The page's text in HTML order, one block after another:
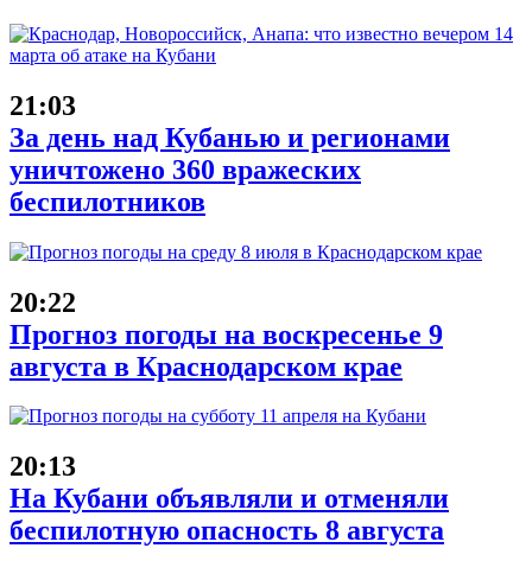
21:03
За день над Кубанью и регионами
уничтожено 360 вражеских
беспилотников
20:22
Прогноз погоды на воскресенье 9
августа в Краснодарском крае
20:13
На Кубани объявляли и отменяли
беспилотную опасность 8 августа